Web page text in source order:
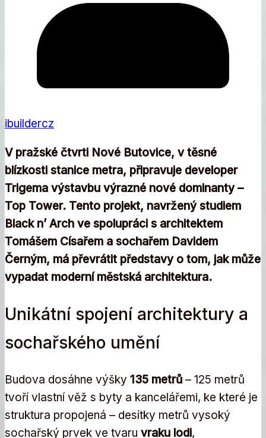
ibuildercz
V pražské čtvrti Nové Butovice, v těsné
blízkosti stanice metra, připravuje developer
Trigema výstavbu výrazné nové dominanty –
Top Tower. Tento projekt, navržený studiem
Black n’ Arch ve spolupráci s architektem
Tomášem Císařem a sochařem Davidem
Černým, má převrátit představy o tom, jak může
vypadat moderní městská architektura.
Unikátní spojení architektury a
sochařského umění
Budova dosáhne výšky 135 metrů – 125 metrů
tvoří vlastní věž s byty a kancelářemi, ke které je
struktura propojená – desítky metrů vysoký
sochařský prvek ve tvaru vraku lodi,